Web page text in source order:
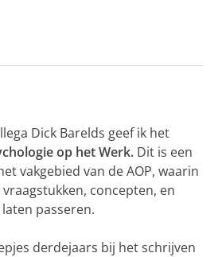
Dick Barelds geef ik het
op het Werk. Dit is een
vakgebied van de AOP, waarin
concepten, en
passeren.
derdejaars bij het schrijven